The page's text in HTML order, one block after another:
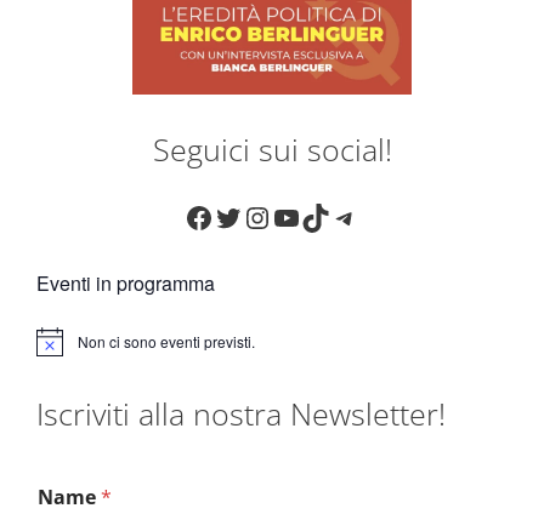
Seguici sui social!
Facebook
Twitter
Instagram
YouTube
TikTokTelegram
Eventi in programma
N
c
Non ci sono eventi previsti.
Iscriviti alla nostra Newsletter!
Name*